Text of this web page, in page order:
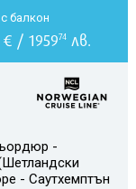
-
- Саутхемптън
с балкон
€ / 195974 лв.